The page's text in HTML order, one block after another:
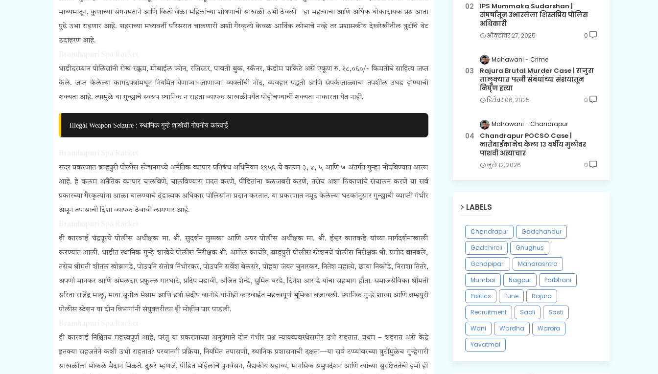
माध्यमातून, कुणाच्या संगनमताने आणि किती वेळा महिलांच्या शोषणाची साखळी उभी ठेवली—हा महत्वाचा आणि अधिक धोकादायक प्रश्न आता
पुढे उभा राहणार आहे. शहराच्या मध्यवर्ती परिसरात चालणारी अशी गैरकृत्ये केवळ आर्थिक लोभाचे नव्हे तर प्रशासकीय देखरेखीतील त्रुटींचे थेट
उदाहरण आहे.
धाडीदरम्यान पोलिसांनी रोख रक्कम, मोबाईल फोन, रजिस्टर, पावती बुक, स्कॅनर, कंडोम पाकिटे असे एकूण रु. १८,०६०/- किमतीचे साहित्य जप्त
केले. जप्त केलेल्या कागदपत्रांमधून नियमित येणाऱ्या-जाणाऱ्या व्यक्तींची नोंद, व्यवहार पद्धती आणि संपर्कजाळ्याचा तपशील उघड होण्याची
शक्यता आहे. त्यामुळे या गुन्ह्याचे स्वरूप स्थानिक न राहता व्यापक साखळीपर्यंत पोहोचण्याची शक्यता नाकारता येत नाही.
Illegal Weapon Seizure : स्थानिक गुन्हे शाखेची गोपनीय कारवाई
सदर प्रकरणात ब्रम्हपुरी पोलीस स्टेशनमध्ये अनैतिक व्यापार प्रतिबंध अधिनियम १९५६ चे कलम ३, ४, ५ आणि ७ अंतर्गत गुन्हा नोंदविण्यात आला
आहे. हे कलम अनैतिक व्यापार चालविणे, चालविण्यास मदत करणे, पीडितांना बळजबरी करणे, तसेच अशा ठिकाणांचे संचालन करणे या सर्व
प्रकारच्या गैरकृत्यांना आळा घालण्याचे दंडात्मक अधिकार पोलिसांना प्रदान करतात. या प्रकरणात नमूद केलेल्या घटकांनुसार गुन्ह्याची व्याप्ती गंभीर
असून तपासाची दिशा व्यापक ठेवावी लागणार आहे.
ही कारवाई चंद्रपूरचे पोलीस अधीक्षक मा. श्री. सुदर्शन मुम्मका आणि अपर पोलीस अधीक्षक मा. श्री. ईश्वर कातकडे यांच्या मार्गदर्शनाखाली
करण्यात आली. धाडीत स्थानिक गुन्हे शाखेचे पोलीस निरीक्षक श्री. अमोल काचोरे, ब्रम्हपुरी पोलीस स्टेशनचे पोलीस निरीक्षक श्री. प्रमोद बानबले,
तसेच श्रीमती शीतल खोब्रागडे, पोउपनि संतोष निंभोरकर, पोउपनि सर्वेश बेलसरे, पोहवा जंयत चुनारकर, नितेश महात्मे, छाया निकोडे, निराशा तितरे,
अपर्णा मानकर आणि अंमलदार प्रफुल्ल गारघाटे, प्रदिप मडावी, अजित शेन्डे, सुमित बरडे, दिनेश आराडे यांचा सहभाग होता. समाजसेविका श्रीमती
सरिता राजेंद्र मालू, माया सुनील मेश्राम आणि हर्षा संदीप वानोडे यांनीही कारवाईत महत्त्वपूर्ण भूमिका बजावली. स्थानिक गुन्हे शाखा आणि ब्रम्हपुरी
पोलीस स्टेशन या दोन विभागांनी संयुक्तरीत्या ही मोहीम पार पाडली.
ही कारवाई निश्चितच महत्त्वपूर्ण आहे, परंतु या प्रकरणाच्या अनुषंगाने दोन गंभीर प्रश्न न्यायव्यवस्थेसमोर उभे राहतात. प्रथम – शहरात असे केंद्रे
इतक्या सहजतेने कशी उभी राहतात? परवानगी प्रक्रिया, नियमित तपासणी, स्थानिक प्रशासनाची दक्षता—या सर्व टप्प्यांवरच्या त्रुटींमुळेच गुन्हेगारी
साखळीला मोकळे मैदान मिळते. दुसरे म्हणजे, पीडित महिलांचे पुनर्वसन, वैद्यकीय सहाय्य, मानसिक समुपदेशन आणि त्यांच्या सुरक्षिततेची हमी ही
IPS Mummaka Sudarshan |
संघर्षातून उभारलेला शिस्तप्रिय पोलिस
अधिकारी
ऑक्टोबर २७, २०२५ 0
Mahawani Crime
Rajura Brutal Murder Case | राजुरा
तालुक्यात पत्नी संबंधांच्या संशयातून
निर्घृण हत्या
डिसेंबर ०६, २०२५ 0
Mahawani Chandrapur
Chandrapur POCSO Case |
नातेवाईकानेच केला १३ वर्षीय मुलीवर
पाशवी अत्याचार
जुलै १२, २०२६ 0
LABELS
Chandrapur
Gadchandur
Gadchiroli
Ghughus
Gondpipari
Maharashtra
Mumbai
Nagpur
Parbhani
Politics
Pune
Rajura
Recruitment
Saoli
Sasti
Wani
Wardha
Warora
Yavatmal